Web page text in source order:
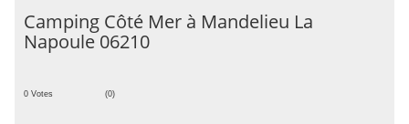
Camping Côté Mer à Mandelieu La
Napoule 06210
0 Votes (0)